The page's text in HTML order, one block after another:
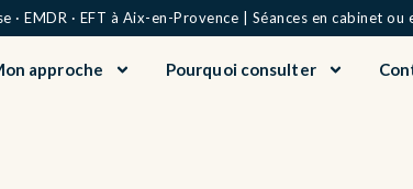
· EMDR · EFT à Aix-en-Provence | Séances en cabinet
approche Pourquoi consulter